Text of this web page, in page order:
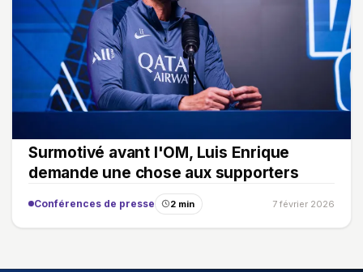
Surmotivé avant l'OM, Luis Enrique
demande une chose aux supporters
Conférences de presse 2 min 7 février 2026